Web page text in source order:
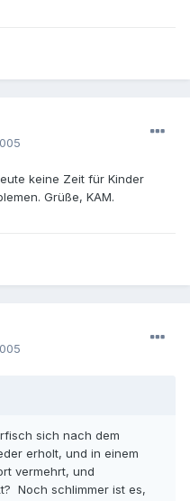
keine Zeit für Kinder
Grüße, KAM.
sich nach dem
erholt, und in einem
vermehrt, und
Noch schlimmer ist es,